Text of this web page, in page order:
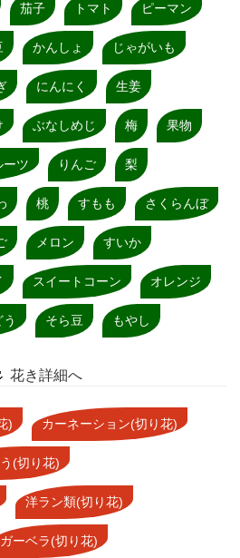
茄子 トマト ピーマン
かんしょ じゃがいも
にんにく 生姜
ぶなしめじ 梅 果物
ーツ りんご 梨
桃 すもも さくらんぼ
メロン すいか
スイートコーン オレンジ
そら豆 もやし
花き詳細へ
) カーネーション(切り花)
(切り花)
洋ラン類(切り花)
ガーベラ(切り花)